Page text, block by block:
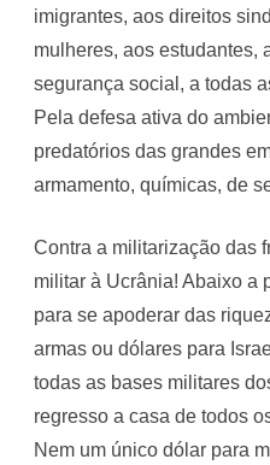
imigrantes, aos direitos
mulheres, aos estudantes,
segurança social, a todas
Pela defesa ativa do
predatórios das grandes
armamento, químicas, de
Contra a militarização das
militar à Ucrânia! Abaixo a
para se apoderar das
armas ou dólares para
todas as bases militares
regresso a casa de todos
Nem um único dólar para